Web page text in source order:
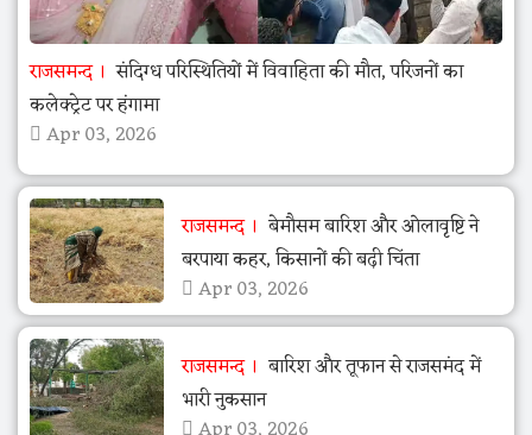
राजसमन्द
संदिग्ध परिस्थितियों में विवाहिता की मौत, परिजनों का
कलेक्ट्रेट पर हंगामा
Apr 03, 2026
राजसमन्द
बेमौसम बारिश और ओलावृष्टि ने
बरपाया कहर, किसानों की बढ़ी चिंता
Apr 03, 2026
राजसमन्द
बारिश और तूफान से राजसमंद में
भारी नुकसान